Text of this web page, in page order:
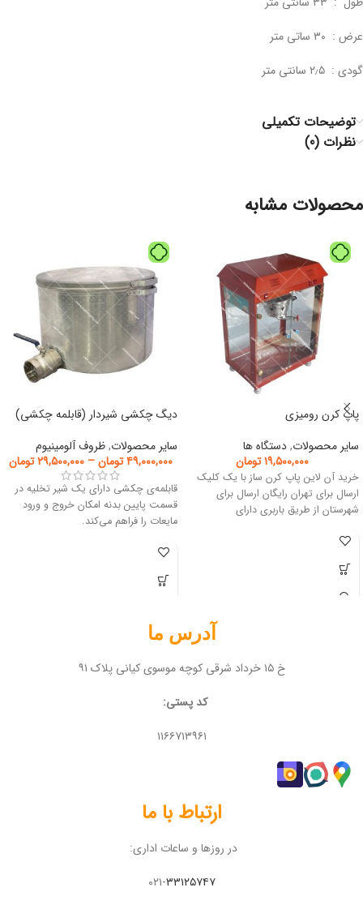
عرض : ۳۰ ساتی متر
گودی : ۲٫۵ سانتی متر
توضیحات تکمیلی
نظرات (0)
محصولات مشابه
پاپ کرن رومیزی
سایر محصولات,دستگاه ها
۱۹,۵۰۰,۰۰۰تومان
خرید آن لاین پاپ کرن ساز با یک کلیک
ارسال برای تهران رایگان ارسال برای
شهرستان از طریق باربری دارای
دیگ چکشی شیردار (قابلمه چکشی)
سایر محصولات,ظروف آلومینیوم
۴۹,۰۰۰,۰۰۰تومان– ۲۹,۵۰۰,۰۰۰تومان
قابلمه‌ی چکشی دارای یک شیر تخلیه در
قسمت پایین بدنه امکان خروج و ورود
مایعات را فراهم می‌کند.
آدرس ما
خ ۱۵ خرداد شرقی کوچه موسوی کیانی پلاک ۹۱
کد پستی:
۱۱۶۶۷۱۳۹۶۱
ارتباط با ما
در روزها و ساعات اداری:
۰۲۱-۳۳۱۲۵۷۴۷